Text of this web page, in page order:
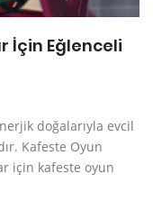
İçin Eğlenceli
doğalarıyla evcil
Kafeste Oyun
için kafeste oyun